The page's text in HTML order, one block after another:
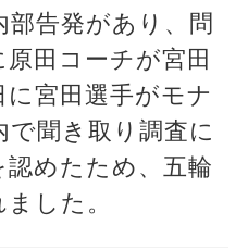
告発があり、問
田コーチが宮田
宮田選手がモナ
で聞き取り調査に
めたため、五輪
した。